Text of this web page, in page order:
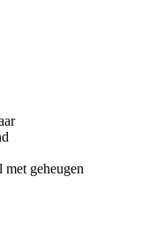
met geheugen